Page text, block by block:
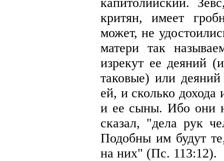
критян, имеет
может, не
матери так
изрекут ее деяний
таковые) или
ей, и сколько
и ее сыны. Ибо они
сказал, "дела рук
Подобны им будут
на них" (Пс. 113:12).